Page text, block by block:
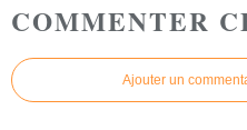
COMMENTER
Ajouter un